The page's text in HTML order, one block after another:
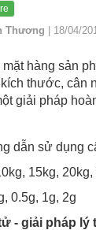
Thương | 18/04/
hàng sản
thước, cân
giải pháp
dẫn sử dụng
15kg, 20kg,
0.5g, 1g, 2g
- giải pháp